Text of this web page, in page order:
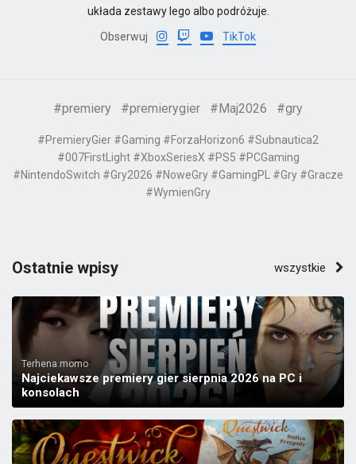
układa zestawy lego albo podróżuje.
Obserwuj
TikTok
#premiery #premierygier #Maj2026 #gry
#PremieryGier #Gaming #ForzaHorizon6 #Subnautica2
#007FirstLight #XboxSeriesX #PS5 #PCGaming
#NintendoSwitch #Gry2026 #NoweGry #GamingPL #Gry #Gracze
#WymienGry
Ostatnie wpisy wszystkie
Terhena.momo
Najciekawsze premiery gier sierpnia 2026 na PC i
konsolach